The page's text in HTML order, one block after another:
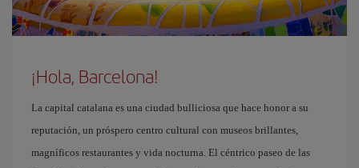
¡Hola, Barcelona!
La capital catalana es una ciudad bulliciosa que hace honor a su
reputación, un próspero centro cultural con museos brillantes,
magníficos restaurantes y vida nocturna. El céntrico paseo de las